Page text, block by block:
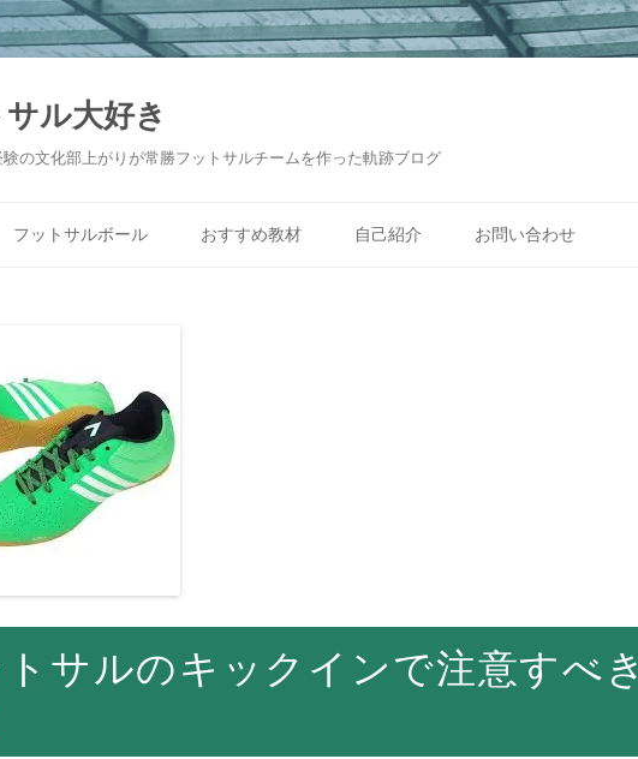
ル大好き
の文化部上がりが常勝フットサルチームを作った軌跡ブログ
ン
テ
フットサルボール おすすめ教材 自己紹介 お問い合わせ
サルのキックインで注意すべき